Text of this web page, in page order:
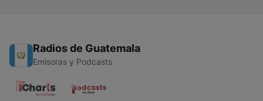
Radios de Guatemala
Emisoras y Podcasts